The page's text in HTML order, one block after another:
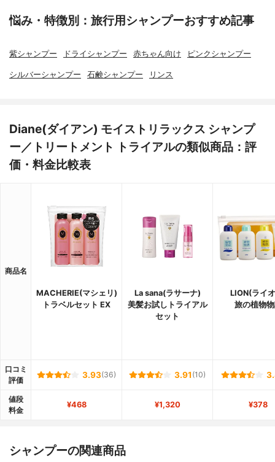
悩み・特徴別：旅行用シャンプーおすすめ記事
紫シャンプー ドライシャンプー 赤ちゃん向け ピンクシャンプー
シルバーシャンプー 石鹸シャンプー リンス
Diane(ダイアン) モイストリラックス シャンプ
ー／トリートメント トライアルの類似商品：評
価・料金比較表
商品名
MACHERIE(マシェリ)
トラベルセット EX
La sana(ラサーナ)
美髪お試しトライアル
セット
LION(ライ
旅の植物
口コミ
評価
3.93(36) 3.91 (10)
値段
料金
¥468 ¥1,320 ¥378
シャンプーの関連商品